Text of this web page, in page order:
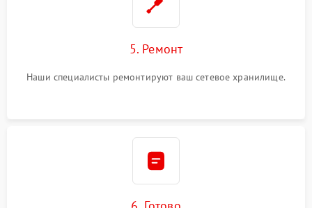
5. Ремонт
Наши специалисты ремонтируют ваш сетевое хранилище.